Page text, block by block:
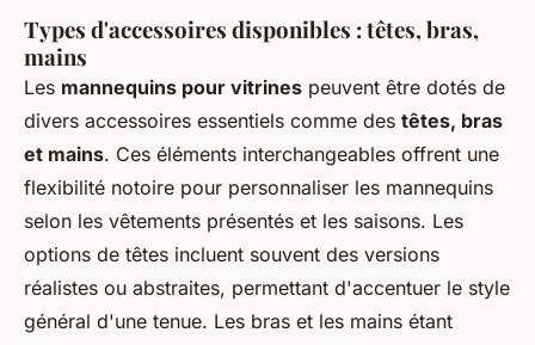
Types d'accessoires disponibles : têtes, bras,
mains
Les mannequins pour vitrines peuvent être dotés de
divers accessoires essentiels comme des têtes, bras
et mains. Ces éléments interchangeables offrent une
flexibilité notoire pour personnaliser les mannequins
selon les vêtements présentés et les saisons. Les
options de têtes incluent souvent des versions
réalistes ou abstraites, permettant d'accentuer le style
général d'une tenue. Les bras et les mains étant